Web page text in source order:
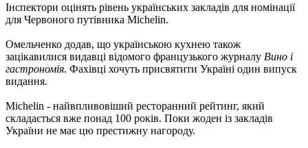
Інспектори оцінять рівень українських закладів для номінації
для Червоного путівника Michelin.
Омельченко додав, що українською кухнею також
зацікавилися видавці відомого французького журналу Вино і
гастрономія. Фахівці хочуть присвятити Україні один випуск
видання.
Michelin - найвпливовіший ресторанний рейтинг, який
складається вже понад 100 років. Поки жоден із закладів
України не має цю престижну нагороду.